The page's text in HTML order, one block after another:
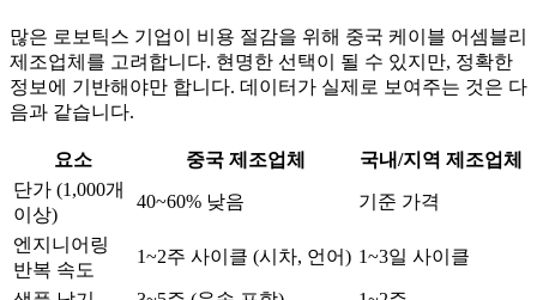
많은 로보틱스 기업이 비용 절감을 위해 중국 케이블 어셈블리
제조업체를 고려합니다. 현명한 선택이 될 수 있지만, 정확한
정보에 기반해야만 합니다. 데이터가 실제로 보여주는 것은 다
음과 같습니다.
요소 중국 제조업체
국내/지역 제조업체
단가 (1,000개
이상)
40~60% 낮음 기준 가격
엔지니어링
반복 속도
1~2주 사이클 (시차, 언어) 1~3일 사이클